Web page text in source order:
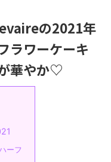
の2021年
ラワーケーキ
華やか♡
ーフ